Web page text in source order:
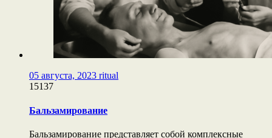
05 августа, 2023 ritual
15137
Бальзамирование
Бальзамирование представляет собой комплексные